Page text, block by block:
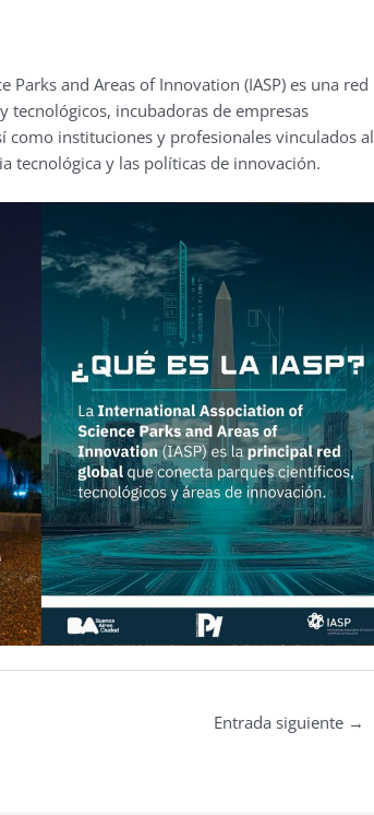
Parks and Areas of Innovation (IASP) es una red
tecnológicos, incubadoras de empresas
como instituciones y profesionales vinculados al
tecnológica y las políticas de innovación.
Entrada siguiente →